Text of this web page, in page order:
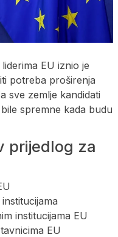
EU iznio je
potreba proširenja
sve zemlje kandidati
spremne kada budu
prijedlog za
institucijama EU
EU